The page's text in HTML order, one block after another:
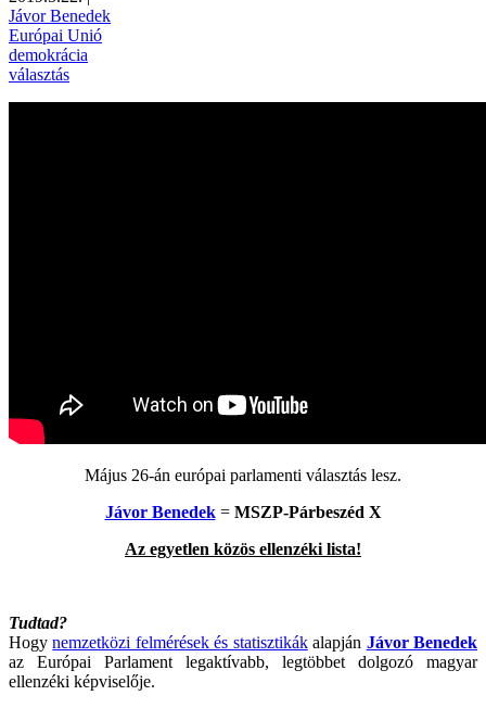
Jávor Benedek
Európai Unió
demokrácia
választás
Május 26-án európai parlamenti választás lesz.
Jávor Benedek= MSZP-Párbeszéd X
Az egyetlen közös ellenzéki lista!
Tudtad?
Hogynemzetközi felmérések és statisztikákalapján Jávor Benedek
az Európai Parlament legaktívabb, legtöbbet dolgozó magyar
ellenzéki képviselője.